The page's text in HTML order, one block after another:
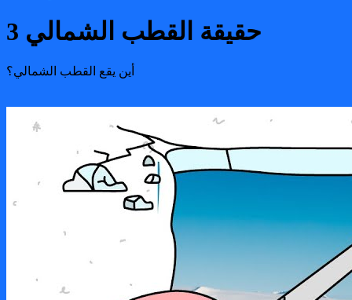
حقيقة القطب الشمالي 3
أين يقع القطب الشمالي؟